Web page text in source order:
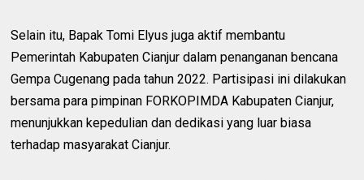
Selain itu, Bapak Tomi Elyus juga aktif membantu
Pemerintah Kabupaten Cianjur dalam penanganan bencana
Gempa Cugenang pada tahun 2022. Partisipasi ini dilakukan
bersama para pimpinan FORKOPIMDA Kabupaten Cianjur,
menunjukkan kepedulian dan dedikasi yang luar biasa
terhadap masyarakat Cianjur.